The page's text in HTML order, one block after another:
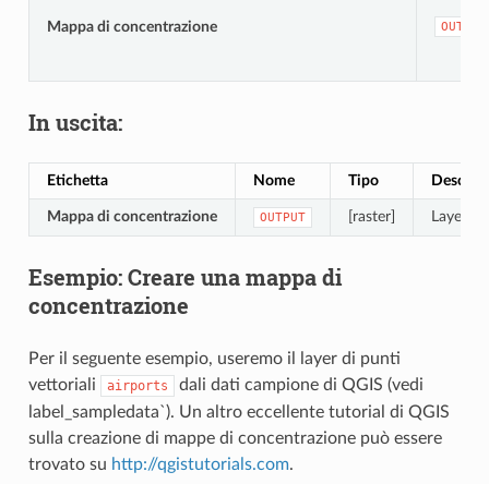
Mappa di concentrazione OUTPUT
In uscita:
Etichetta Nome Tipo
Mappa di concentrazione OUTPUT [raster] Layer
Esempio: Creare una mappa di
concentrazione
Per il seguente esempio, useremo il layer di punti
vettoriali
airports
dali dati campione di QGIS (vedi
label_sampledata`). Un altro eccellente tutorial di QGIS
sulla creazione di mappe di concentrazione può essere
trovato su http://qgistutorials.com.